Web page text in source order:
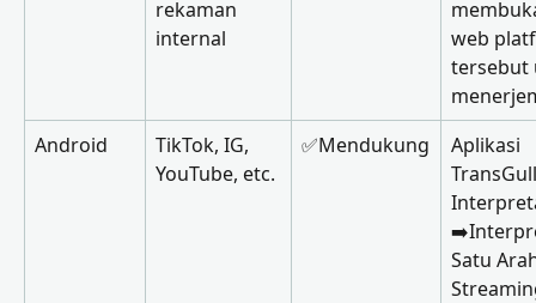
rekaman
internal
web
Android
TikTok, IG,
YouTube, etc.
✅Mendukung
Aplikasi
Satu